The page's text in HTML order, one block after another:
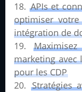
APIs et
optimiser
intégration de
marketing avec
pour les CDP
Stratégies